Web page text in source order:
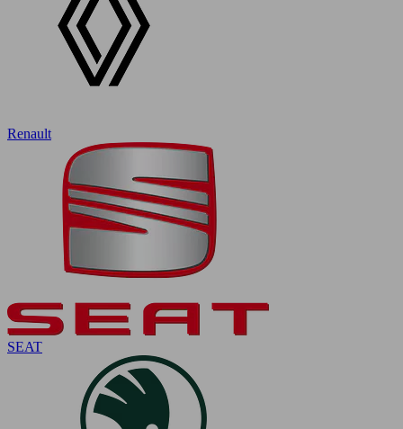
Renault
SEAT